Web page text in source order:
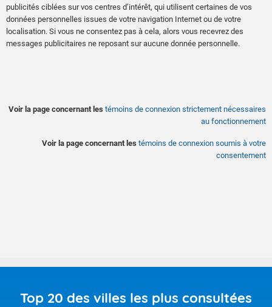
publicités ciblées sur vos centres d’intérêt, qui utilisent certaines de vos
données personnelles issues de votre navigation Internet ou de votre
localisation. Si vous ne consentez pas à cela, alors vous recevrez des
messages publicitaires ne reposant sur aucune donnée personnelle.
Voir la page concernant les témoins de connexion strictement nécessaires
au fonctionnement
Voir la page concernant les témoins de connexion soumis à votre
consentement
Top 20 des villes les plus consultées